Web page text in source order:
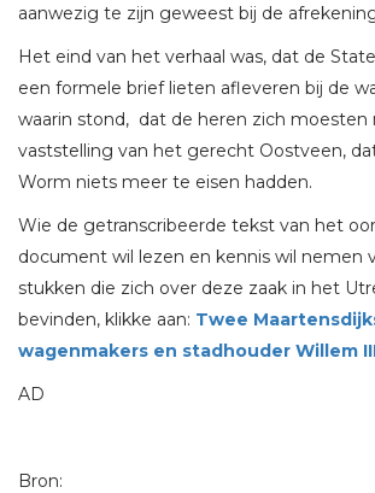
aanwezig te zijn geweest bij de
Het eind van het verhaal was, dat de
een formele brief lieten afleveren bij de
waarin stond, dat de heren zich moesten
vaststelling van het gerecht Oostveen,
Worm niets meer te eisen hadden.
Wie de getranscribeerde tekst van het
document wil lezen en kennis wil nemen
stukken die zich over deze zaak in het
bevinden, klikke aan: Twee
wagenmakers en stadhouder Willem
AD
Bron: